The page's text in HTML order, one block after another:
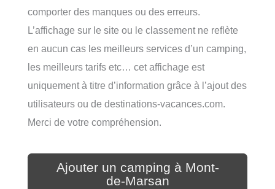
comporter des manques ou des erreurs.
L’affichage sur le site ou le classement ne reflète
en aucun cas les meilleurs services d’un camping,
les meilleurs tarifs etc… cet affichage est
uniquement à titre d’information grâce à l’ajout des
utilisateurs ou de destinations-vacances.com.
Merci de votre compréhension.
Ajouter un camping à Mont-
de-Marsan